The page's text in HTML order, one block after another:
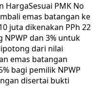
HargaSesuai PMK No
emas batangan ke
juta dikenakan PPh 22
NPWP dan 3% untuk
dari nilai
emas batangan
bagi pemilik NPWP
disertai bukti